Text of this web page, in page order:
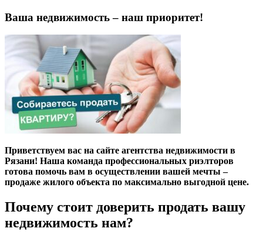
Ваша недвижимость – наш приоритет!
Приветствуем вас на сайте агентства недвижимости в
Рязани! Наша команда профессиональных риэлторов
готова помочь вам в осуществлении вашей мечты –
продаже жилого объекта по максимально выгодной цене.
Почему стоит доверить продать вашу
недвижимость нам?